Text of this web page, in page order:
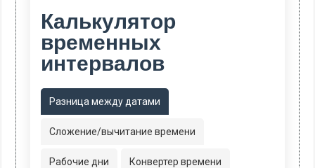
Калькулятор
временных
интервалов
Разница между датами
Сложение/вычитание времени
Рабочие дни Конвертер времени